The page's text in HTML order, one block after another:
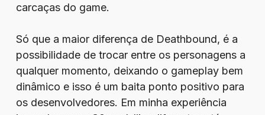
carcaças do game.
Só que a maior diferença de Deathbound, é a
possibilidade de trocar entre os personagens a
qualquer momento, deixando o gameplay bem
dinâmico e isso é um baita ponto positivo para
os desenvolvedores. Em minha experiência